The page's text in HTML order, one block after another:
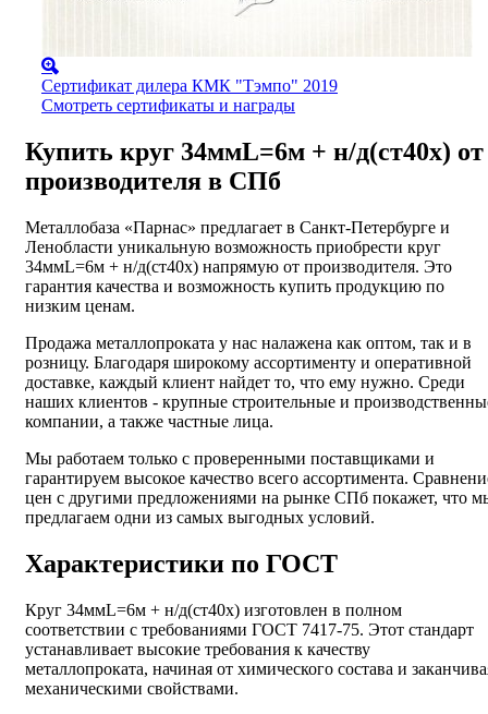
Сертификат дилера КМК "Тэмпо" 2019
Смотреть сертификаты и награды
Купить круг 34ммL=6м + н/д(ст40х) от
производителя в СПб
Металлобаза «Парнас» предлагает в Санкт-Петербурге и
Ленобласти уникальную возможность приобрести круг
34ммL=6м + н/д(ст40х) напрямую от производителя. Это
гарантия качества и возможность купить продукцию по
низким ценам.
Продажа металлопроката у нас налажена как оптом, так и в
розницу. Благодаря широкому ассортименту и оперативной
доставке, каждый клиент найдет то, что ему нужно. Среди
наших клиентов - крупные строительные и
компании, а также частные лица.
Мы работаем только с проверенными поставщиками и
гарантируем высокое качество всего ассортимента.
цен с другими предложениями на рынке СПб покажет, что
предлагаем одни из самых выгодных условий.
Характеристики по ГОСТ
Круг 34ммL=6м + н/д(ст40х) изготовлен в полном
соответствии с требованиями ГОСТ 7417-75. Этот стандарт
устанавливает высокие требования к качеству
металлопроката, начиная от химического состава и
механическими свойствами.